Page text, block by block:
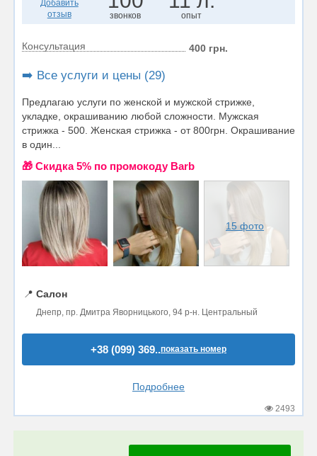
Добавить
отзыв
звонков опыт
Консультация 400 грн.
➡️ Все услуги и цены (29)
Предлагаю услуги по женской и мужской стрижке,
укладке, окрашиванию любой сложности. Мужская
стрижка - 500. Женская стрижка - от 800грн. Окрашивание
в один...
🎁 Cкидка 5% по промокоду Barb
15 фото
📍 Салон
Днепр, пр. Дмитра Яворницького, 94 р-н. Центральный
+38 (099) 369..показать номер
Подробнее
2493